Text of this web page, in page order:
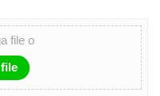
file o